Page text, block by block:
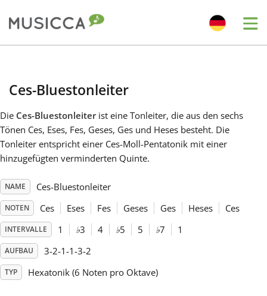
Dansk
English
Español
Ces-Bluestonleiter
Die Ces-Bluestonleiterist eine Tonleiter, die aus den sechs
Tönen Ces, Eses, Fes, Geses, Ges und Heses besteht. Die
Tonleiter entspricht einer Ces-Moll-Pentatonik mit einer
hinzugefügten verminderten Quinte.
NAME Ces-Bluestonleiter
NOTEN Ces Eses Fes Geses Ges Heses Ces
INTERVALLE 1 ♭3 4 ♭5 5 ♭7 1
AUFBAU 3-2-1-1-3-2
TYP Hexatonik (6 Noten pro Oktave)